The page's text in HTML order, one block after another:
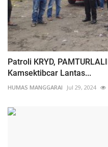
Patroli KRYD,
Kamsektibcar Lantas...
HUMAS MANGGARAI Jul 29, 2024